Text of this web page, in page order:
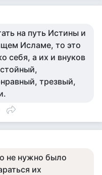
на путь Истины и
Исламе, то это
себя, а их и внуков
трезвый,
не нужно было
их